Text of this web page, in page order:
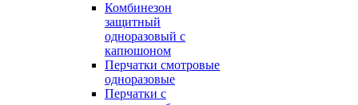
Комбинезон
защитный
одноразовый с
капюшоном
Перчатки смотровые
одноразовые
Перчатки с